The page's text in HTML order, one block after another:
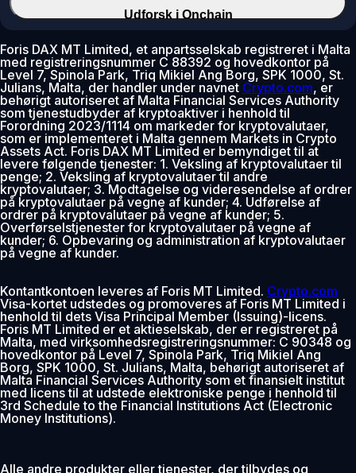
Udforsk i Onchain
Foris DAX MT Limited, et anpartsselskab registreret i Malta
med registreringsnummer C 88392 og hovedkontor på
Level 7, Spinola Park, Triq Mikiel Ang Borg, SPK 1000, St.
Julians, Malta, der handler under navnet Crypto.com, er
behørigt autoriseret af Malta Financial Services Authority
som tjenestudbyder af kryptoaktiver i henhold til
Forordning 2023/1114 om markeder for kryptovalutaer,
som er implementeret i Malta gennem Markets in Crypto
Assets Act. Foris DAX MT Limited er bemyndiget til at
levere følgende tjenester: 1. Veksling af kryptovalutaer til
penge; 2. Veksling af kryptovalutaer til andre
kryptovalutaer; 3. Modtagelse og videresendelse af ordrer
på kryptovalutaer på vegne af kunder; 4. Udførelse af
ordrer på kryptovalutaer på vegne af kunder; 5.
Overførselstjenester for kryptovalutaer på vegne af
kunder; 6. Opbevaring og administration af kryptovalutaer
på vegne af kunder.
Kontantkontoen leveres af Foris MT Limited. Crypto.com
Visa-kortet udstedes og promoveres af Foris MT Limited i
henhold til dets Visa Principal Member (Issuing)-licens.
Foris MT Limited er et aktieselskab, der er registreret på
Malta, med virksomhedsregistreringsnummer: C 90348 og
hovedkontor på Level 7, Spinola Park, Triq Mikiel Ang
Borg, SPK 1000, St. Julians, Malta, behørigt autoriseret af
Malta Financial Services Authority som et finansielt institut
med licens til at udstede elektroniske penge i henhold til
3rd Schedule to the Financial Institutions Act (Electronic
Money Institutions).
Alle andre produkter eller tjenester, der tilbydes og